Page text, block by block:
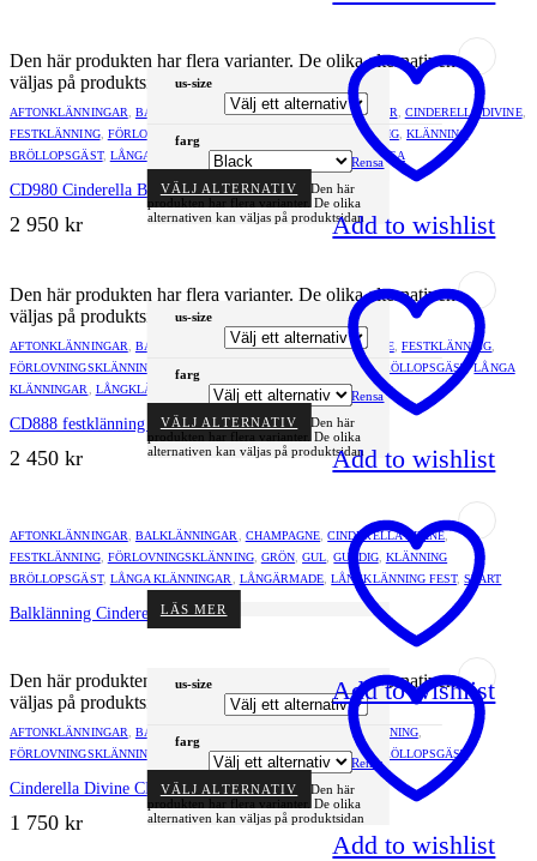
Add to wishlist
Den här produkten har flera varianter. De olika alternativen kan
väljas på produktsidanus-size
farg
Rensa
VÄLJ ALTERNATIV
Den här
produkten har flera varianter. De olika
alternativen kan väljas på produktsidan
AFTONKLÄNNINGAR BALKLÄNNINGAR,BRUDTÄRNEKLÄNNINGAR CINDERELLA DIVINE,
FESTKLÄNNING, FÖRLOVNINGSKLÄNNING GULDIG, KLÄNNING
BRÖLLOPSGÄST, LÅNGA KLÄNNINGAR,LÅNGKLÄNNING FEST ROSA
CD980 Cinderella Balklänning, Tärnklänning
2 950 kr
Add to wishlist
Den här produkten har flera varianter. De olika alternativen kan
väljas på produktsidanus-size
farg
Rensa
VÄLJ ALTERNATIV
Den här
produkten har flera varianter. De olika
alternativen kan väljas på produktsidan
AFTONKLÄNNINGAR BALKLÄNNINGAR,BLÅ,CINDERELLA DIVINE, FESTKLÄNNING
FÖRLOVNINGSKLÄNNING
GLITTRIG KLÄNNING BRÖLLOPSGÄST ,LÅNGA
KLÄNNINGAR
LÅNGKLÄNNING FEST
CD888 festklänning Cinderella
2 450 kr
Add to wishlist
LÄS MER
AFTONKLÄNNINGAR, BALKLÄNNINGAR, CHAMPAGNE,CINDERELLA DIVINE,
FESTKLÄNNING, FÖRLOVNINGSKLÄNNING, GRÖN,GUL,GULDIG, KLÄNNING
BRÖLLOPSGÄST, LÅNGA KLÄNNINGAR, LÅNGÄRMADE,LÅNGKLÄNNING FEST,SVART
Balklänning Cinderella B8422
Add to wishlist
Den här produkten har flera varianter. De olika alternativen kan
väljas på produktsidan
us-size
farg
Rensa
VÄLJ ALTERNATIV
Den här
produkten har flera varianter. De olika
alternativen kan väljas på produktsidan
AFTONKLÄNNINGAR, BALKLÄNNINGAR FESTKLÄNNING,
FÖRLOVNINGSKLÄNNING
GLITTRIG,GUL,GULDIG,KLÄNNING BRÖLLOPSGÄST
Cinderella Divine CH182
1 750 kr